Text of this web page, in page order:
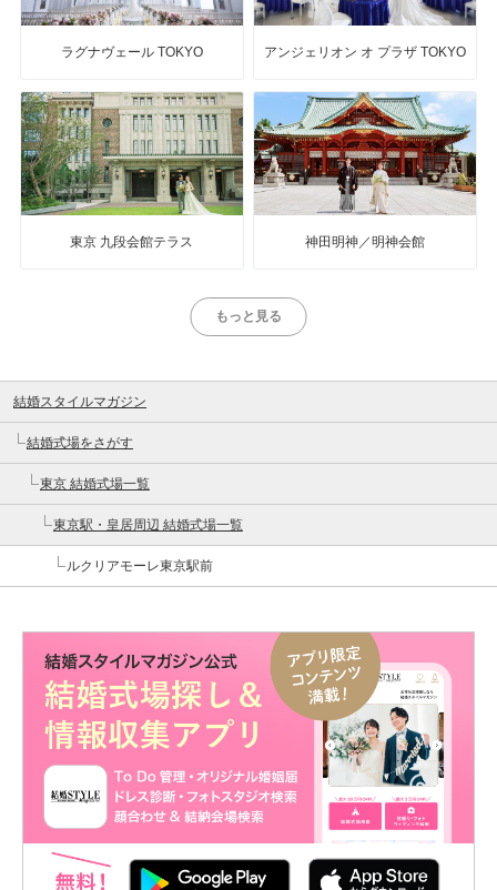
ラグナヴェール TOKYO アンジェリオン オ プラザ TOKYO
東京 九段会館テラス 神田明神／明神会館
もっと見る
結婚スタイルマガジン
結婚式場をさがす
東京 結婚式場一覧
東京駅・皇居周辺 結婚式場一覧
ルクリアモーレ東京駅前